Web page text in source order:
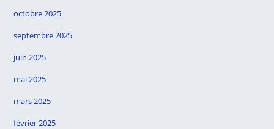
octobre 2025
septembre 2025
juin 2025
mai 2025
mars 2025
février 2025